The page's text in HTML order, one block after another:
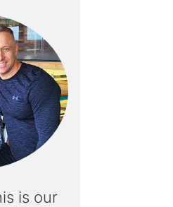
is our